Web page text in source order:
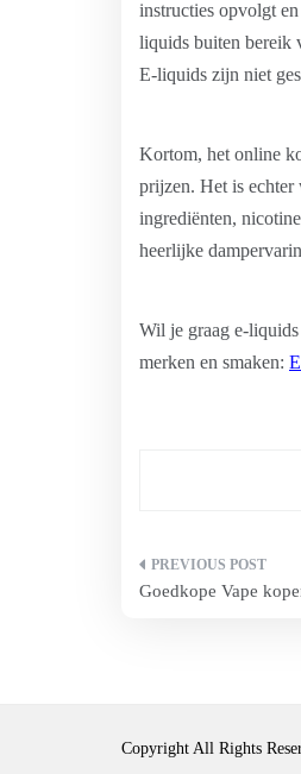
instructies opvolgt
liquids buiten bereik
E-liquids zijn niet
Kortom, het online
prijzen. Het is echter
ingrediënten,
heerlijke
Wil je graag e-
merken en smaken:
Bericht
Goedkope Vape
Copyright All Rights